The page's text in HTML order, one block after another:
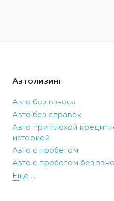
Автолизинг
Авто без взноса
Авто без справок
Авто при плохой
историей
Авто с пробегом
Авто с пробегом без
Еще ...